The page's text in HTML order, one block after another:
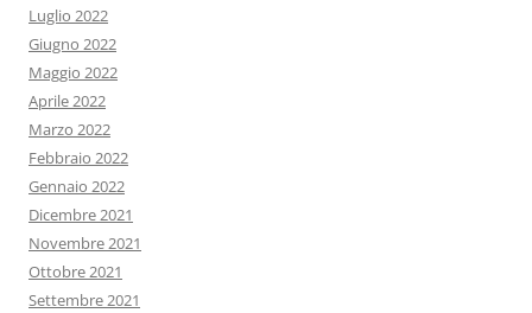
Luglio 2022
Giugno 2022
Maggio 2022
Aprile 2022
Marzo 2022
Febbraio 2022
Gennaio 2022
Dicembre 2021
Novembre 2021
Ottobre 2021
Settembre 2021